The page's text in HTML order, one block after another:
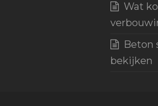
Wat
Beton
bekijken